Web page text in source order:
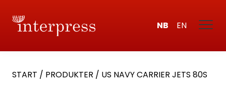
NB EN
START / PRODUKTER / US NAVY CARRIER JETS 80S